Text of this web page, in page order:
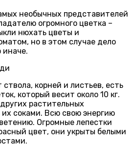
необычных представителей
огромного цветка –
нюхать цветы и
но в этом случае дело
иначе.
ствола, корней и листьев, есть
который весит около 10 кг.
растительных
их соками. Всю свою энергию
Огромные лепестки
цвет, они укрыты белыми